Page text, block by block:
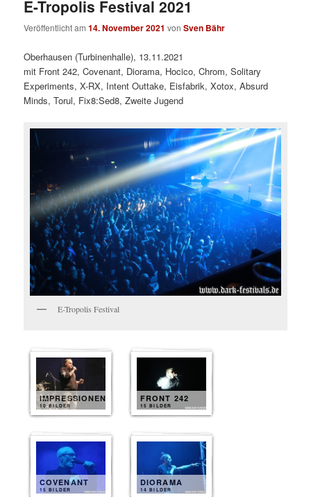
E-Tropolis Festival 2021
Veröffentlicht am14. November 2021 vonSven Bähr
Oberhausen (Turbinenhalle), 13.11.2021
mit Front 242, Covenant, Diorama, Hocico, Chrom, Solitary
Experiments, X-RX, Intent Outtake, Eisfabrik, Xotox, Absurd
Minds, Torul, Fix8:Sed8, Zweite Jugend
E-Tropolis Festival
IMPRESSIONEN
10 BILDER
FRONT 242
15 BILDER
COVENANT
15 BILDER
DIORAMA
14 BILDER